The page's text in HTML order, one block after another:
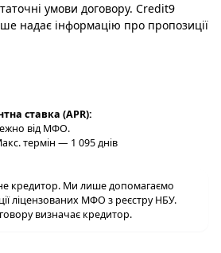
умови договору. Credit9
надає інформацію про пропозиції
ставка (APR):
від МФО.
термін — 1 095 днів
кредитор. Ми лише допомагаємо
ліцензованих МФО з реєстру НБУ.
визначає кредитор.